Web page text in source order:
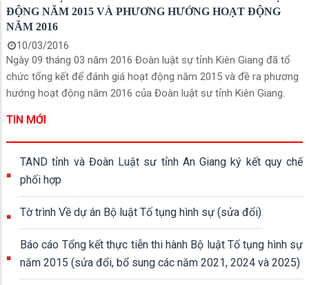
ĐỘNG NĂM 2015 VÀ PHƯƠNG HƯỚNG HOẠT ĐỘNG
NĂM 2016
10/03/2016
Ngày 09 tháng 03 năm 2016 Đoàn luật sự tỉnh Kiên Giang đã tổ
chức tổng kết để đánh giá hoạt động năm 2015 và đề ra phương
hướng hoạt động năm 2016 của Đoàn luật sư tỉnh Kiên Giang.
TIN MỚI
TAND tỉnh và Đoàn Luật sư tỉnh An Giang ký kết quy chế
phối hợp
Tờ trình Về dự án Bộ luật Tố tụng hình sự (sửa đổi)
Báo cáo Tổng kết thực tiễn thi hành Bộ luật Tố tụng hình sự
năm 2015 (sửa đổi, bổ sung các năm 2021, 2024 và 2025)